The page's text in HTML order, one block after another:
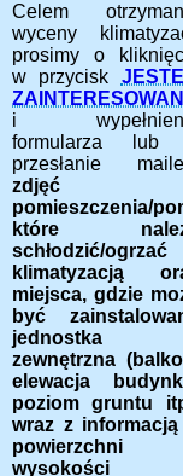
Celem
wyceny
prosimy o
w przycisk
i
formularza lub
przesłanie
zdjęć
pomieszczenia/
które
schłodzić/ogrzać
klimatyzacją
miejsca, gdzie
być
jednostka
zewnętrzna
elewacja
poziom gruntu
wraz z
wysokości